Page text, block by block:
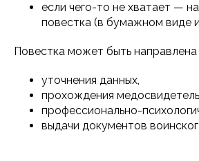
если чего-то не хватает —
повестка (в бумажном виде
Повестка может быть направлена
уточнения данных,
прохождения
профессионально-
выдачи документов